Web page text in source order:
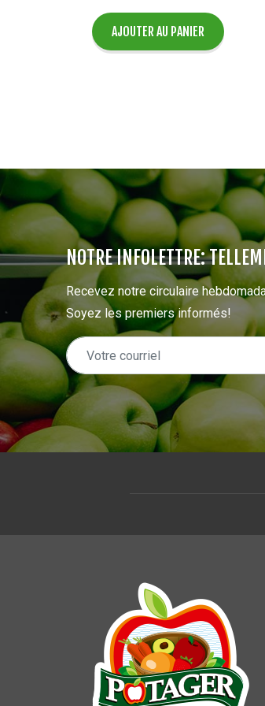
AJOUTER AU PANIER
NOTRE INFOLETTRE:
Recevez notre circulaire
Soyez les premiers informés!